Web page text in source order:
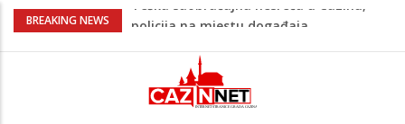
BREAKING NEWS
Ovo je 24-godišnji mladić koji je izgubio
Na Ahiret preselio LJUBIJANKIĆ (Hasan)
Na Ahiret preselio HALILOVIĆ (Smajil)